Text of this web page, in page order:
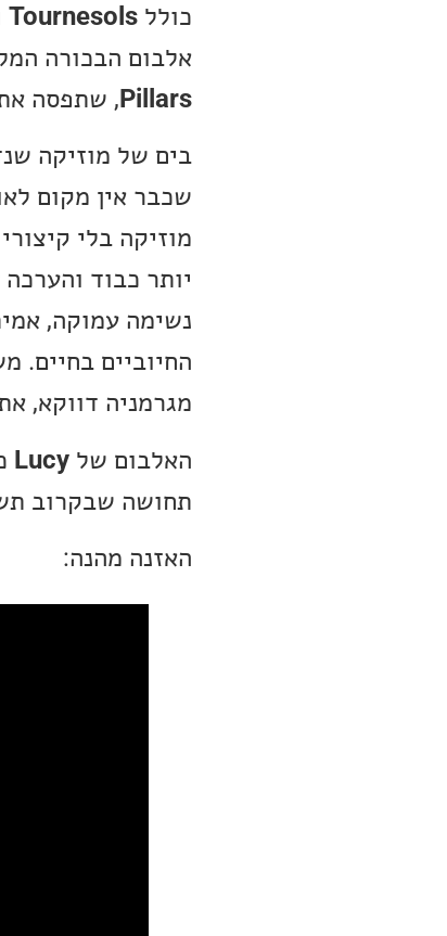
כוללTournesols
אלבום הבכורה
Pillars, שתפסה
בים של מוזיקה
שכבר אין מקום
מוזיקה בלי
יותר כבוד
נשימה עמוקה,
החיוביים בחיים.
מגרמניה דווקא,
האלבום שלLucy
תחושה שבקרוב
האזנה מהנה: